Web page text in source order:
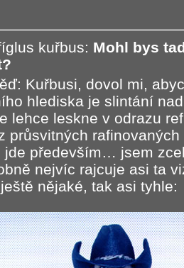
kuřbus: Mohl bys
Kuřbusi, dovol mi,
hlediska je slintání
lehce leskne v odrazu
průsvitných
jde především… jsem
nejvíc rajcuje asi ta
nějaké, tak asi tyhle: